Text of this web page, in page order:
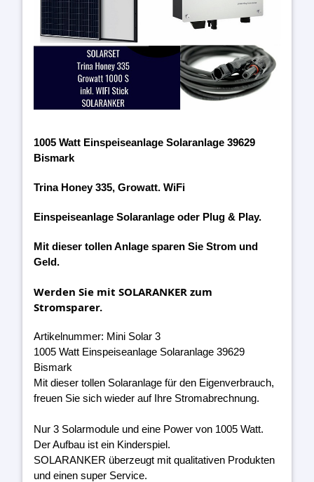
1005 Watt Einspeiseanlage Solaranlage 39629
Bismark
Trina Honey 335, Growatt. WiFi
Einspeiseanlage Solaranlage oder Plug & Play.
Mit dieser tollen Anlage sparen Sie Strom und
Geld.
Werden Sie mit SOLARANKER zum
Stromsparer.
Artikelnummer: Mini Solar 3
1005 Watt Einspeiseanlage Solaranlage 39629
Bismark
Mit dieser tollen Solaranlage für den Eigenverbrauch,
freuen Sie sich wieder auf Ihre Stromabrechnung.
Nur 3 Solarmodule und eine Power von 1005 Watt.
Der Aufbau ist ein Kinderspiel.
SOLARANKER überzeugt mit qualitativen Produkten
und einen super Service.